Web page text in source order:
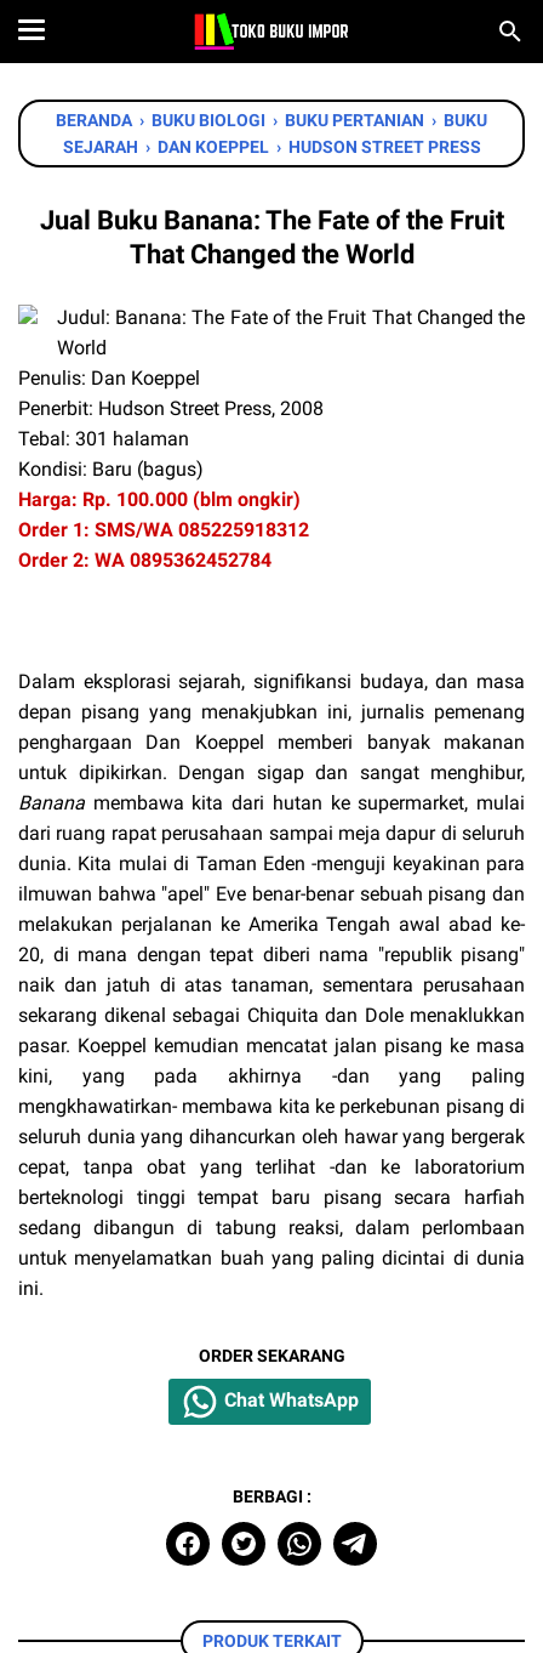
BERANDA › BUKU BIOLOGI › BUKU PERTANIAN › BUKU
SEJARAH › DAN KOEPPEL › HUDSON STREET PRESS
Jual Buku Banana: The Fate of the Fruit
That Changed the World
Judul: Banana: The Fate of the Fruit That Changed the
World
Penulis: Dan Koeppel
Penerbit: Hudson Street Press, 2008
Tebal: 301 halaman
Kondisi: Baru (bagus)
Harga: Rp. 100.000 (blm ongkir)
Order 1: SMS/WA 085225918312
Order 2: WA 0895362452784
Dalam eksplorasi sejarah, signifikansi budaya, dan masa
depan pisang yang menakjubkan ini, jurnalis pemenang
penghargaan Dan Koeppel memberi banyak makanan
untuk dipikirkan. Dengan sigap dan sangat menghibur,
Banana membawa kita dari hutan ke supermarket, mulai
dari ruang rapat perusahaan sampai meja dapur di seluruh
dunia. Kita mulai di Taman Eden -menguji keyakinan para
ilmuwan bahwa "apel" Eve benar-benar sebuah pisang dan
melakukan perjalanan ke Amerika Tengah awal abad ke-
20, di mana dengan tepat diberi nama "republik pisang"
naik dan jatuh di atas tanaman, sementara perusahaan
sekarang dikenal sebagai Chiquita dan Dole menaklukkan
pasar. Koeppel kemudian mencatat jalan pisang ke masa
kini, yang pada akhirnya -dan yang paling
mengkhawatirkan- membawa kita ke perkebunan pisang di
seluruh dunia yang dihancurkan oleh hawar yang bergerak
cepat, tanpa obat yang terlihat -dan ke laboratorium
berteknologi tinggi tempat baru pisang secara harfiah
sedang dibangun di tabung reaksi, dalam perlombaan
untuk menyelamatkan buah yang paling dicintai di dunia
ini.
ORDER SEKARANG
Chat WhatsApp
BERBAGI :
PRODUK TERKAIT